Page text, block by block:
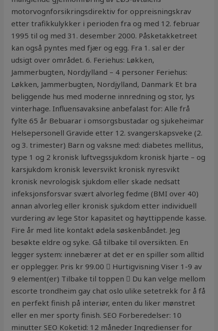
motorvognforsikringsdirektiv for oppreisningskrav
etter trafikkulykker i perioden fra og med 12. februar
1995 til og med 31. desember 2000. Påsketakketreet
kan også pyntes med fjær og egg. Fra 1. sal er der
udsigt over området. 6. Feriehus: Løkken,
Jammerbugten, Nordjylland – 4 personer Feriehus:
Løkken, Jammerbugten, Nordjylland, Danmark Et bra
beliggende hus med moderne innredning og stor, lys
vinterhage. Influensavaksine anbefalast for: Alle frå
fylte 65 år Bebuarar i omsorgsbustadar og sjukeheimar
Helsepersonell Gravide etter 12. svangerskapsveke (2.
og 3. trimester) Barn og vaksne med: diabetes mellitus,
type 1 og 2 kronisk luftvegssjukdom kronisk hjarte – og
karsjukdom kronisk leversvikt kronisk nyresvikt
kronisk nevrologisk sjukdom eller skade nedsatt
infeksjonsforsvar svært alvorleg fedme (BMI over 40)
annan alvorleg eller kronisk sjukdom etter individuell
vurdering av lege Stor kapasitet og høyttippende kasse.
Fire år med lite kontakt ødela søskenbåndet. Jeg
besøkte eldre og syke. Gå tilbake til oversikten. En
legger system: innebærer at det er en spiller som alltid
er opplegger. Pris kr 99.00  Hurtigvisning Viser 1-9 av
9 element(er) Tilbake til toppen  Du kan velge mellom
escorte trondheim gay chat oslo ulike setetrekk for å få
en perfekt finish på interiør, enten du liker mønstret
eller en mer sporty finish. SEO Forberedelser: 10
minutter SEO Koketid: 12 måneder Ingredienser for